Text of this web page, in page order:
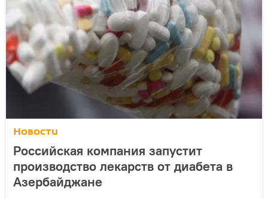
Новости
Российская компания запустит
производство лекарств от диабета в
Азербайджане